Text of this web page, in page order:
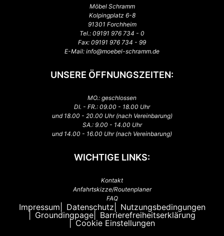
Möbel Schramm
Kolpingplatz 6-8
91301 Forchheim
Tel.: 09191 976 734 - 0
Fax: 09191 976 734 - 99
E-Mail: info@moebel-schramm.de
UNSERE ÖFFNUNGSZEITEN:
MO.: geschlossen
DI. - FR.: 09.00 - 18.00 Uhr
und 18.00 - 20.00 Uhr (nach Vereinbarung)
SA.: 9.00 - 14.00 Uhr
und 14.00 - 16.00 Uhr (nach Vereinbarung)
WICHTIGE LINKS:
Kontakt
Anfahrtskizze/Routenplaner
FAQ
Impressum Datenschutz
Nutzungsbedingungen
Groundingpage
Barrierefreiheitserklärung
Cookie Einstellungen